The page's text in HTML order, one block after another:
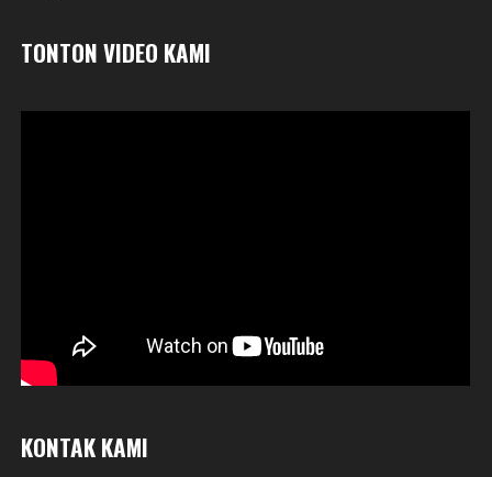
TONTON VIDEO KAMI
KONTAK KAMI